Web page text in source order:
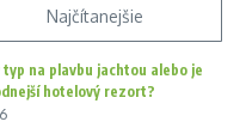
Najčítanejšie
typ na plavbu jachtou alebo je
hotelový rezort?